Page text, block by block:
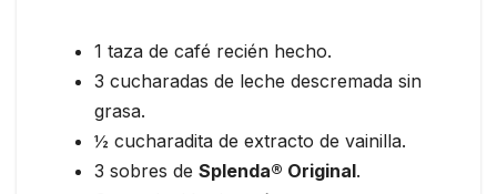
1 taza de café recién hecho.
3 cucharadas de leche descremada sin
grasa.
½ cucharadita de extracto de vainilla.
3 sobres de Splenda® Original.